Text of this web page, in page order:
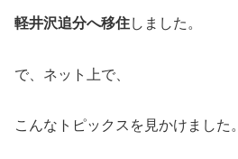
軽井沢追分へ移住しました。
で、ネット上で、
こんなトピックスを見かけました。